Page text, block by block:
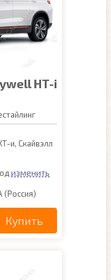
HT-i
и, Скайвэлл
изменить
(Россия)
Купить